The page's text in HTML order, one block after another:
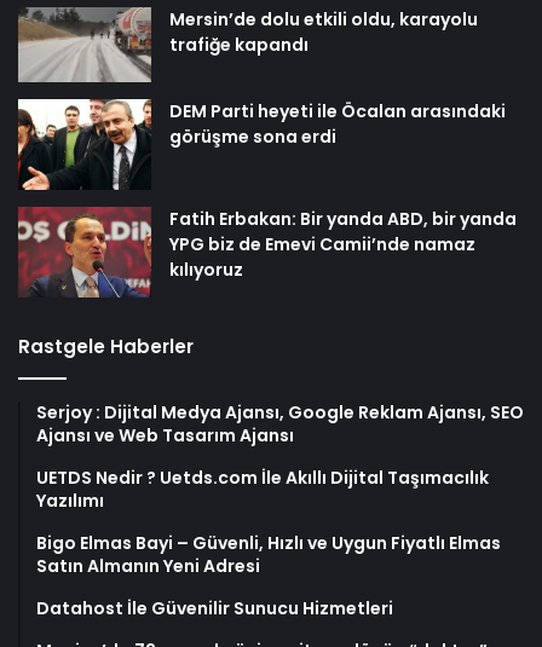
Mersin’de dolu etkili oldu, karayolu
trafiğe kapandı
DEM Parti heyeti ile Öcalan arasındaki
görüşme sona erdi
Fatih Erbakan: Bir yanda ABD, bir yanda
YPG biz de Emevi Camii’nde namaz
kılıyoruz
Rastgele Haberler
Serjoy : Dijital Medya Ajansı, Google Reklam Ajansı, SEO
Ajansı ve Web Tasarım Ajansı
UETDS Nedir ? Uetds.com İle Akıllı Dijital Taşımacılık
Yazılımı
Bigo Elmas Bayi – Güvenli, Hızlı ve Uygun Fiyatlı Elmas
Satın Almanın Yeni Adresi
Datahost İle Güvenilir Sunucu Hizmetleri